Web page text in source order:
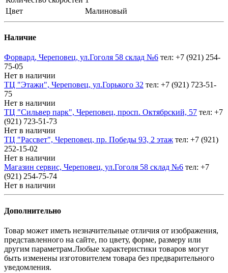
Цвет
Малиновый
Наличие
Форвард, Череповец, ул.Гоголя 58 склад №6 тел: +7 (921) 254-
75-05
Нет в наличии
ТЦ "Этажи", Череповец, ул.Горького 32 тел: +7 (921) 723-51-
75
Нет в наличии
ТЦ "Сильвер парк", Череповец, просп. Октябрский, 57 тел: +7
(921) 723-51-73
Нет в наличии
ТЦ "Рассвет", Череповец, пр. Победы 93, 2 этаж тел: +7 (921)
252-15-02
Нет в наличии
Магазин сервис, Череповец, ул.Гоголя 58 склад №6 тел: +7
(921) 254-75-74
Нет в наличии
Дополнительно
Товар может иметь незначительные отличия от изображения,
представленного на сайте, по цвету, форме, размеру или
другим параметрам.Любые характеристики товаров могут
быть изменены изготовителем товара без предварительного
уведомления.